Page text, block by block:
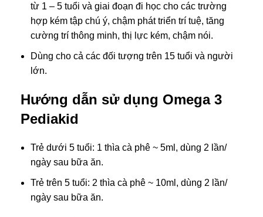
từ 1 – 5 tuổi và giai đoạn đi học cho các trường
hợp kém tập chú ý, chậm phát triển trí tuệ, tăng
cường trí thông minh, thị lực kém, chậm nói.
Dùng cho cả các đối tượng trên 15 tuổi và người
lớn.
Hướng dẫn sử dụng Omega 3
Pediakid
Trẻ dưới 5 tuổi: 1 thìa cà phê ~ 5ml, dùng 2 lần/
ngày sau bữa ăn.
Trẻ trên 5 tuổi: 2 thìa cà phê ~ 10ml, dùng 2 lần/
ngày sau bữa ăn.